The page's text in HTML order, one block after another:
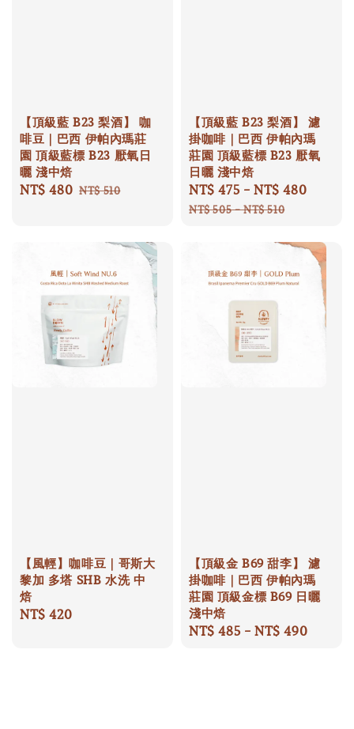
【頂級藍 B23 梨酒】 咖
啡豆｜巴西 伊帕內瑪莊
園 頂級藍標 B23 厭氧日
曬 淺中焙
Sale
NT$ 480 Regular
NT$ 510
【頂級藍 B23 梨酒】 濾
掛咖啡｜巴西 伊帕內瑪
莊園 頂級藍標 B23 厭氧
日曬 淺中焙
Sale
price
NT$ 475 -NT$ 480
NT$ 505-NT$ 510
【風輕】咖啡豆｜哥斯大
黎加 多塔 SHB 水洗 中
焙
Regular
NT$ 420
【頂級金 B69 甜李】 濾
掛咖啡｜巴西 伊帕內瑪
莊園 頂級金標 B69 日曬
淺中焙
Regular
NT$ 485 -NT$ 490